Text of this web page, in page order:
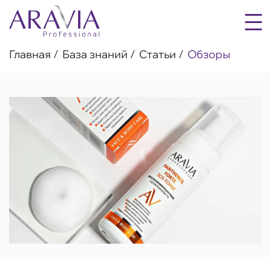
Главная База знаний Статьи Обзоры